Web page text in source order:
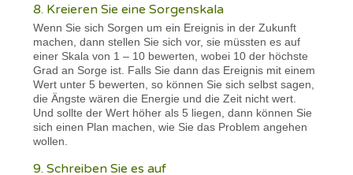
8. Kreieren Sie eine Sorgenskala
Wenn Sie sich Sorgen um ein Ereignis in der Zukunft
machen, dann stellen Sie sich vor, sie müssten es auf
einer Skala von 1 – 10 bewerten, wobei 10 der höchste
Grad an Sorge ist. Falls Sie dann das Ereignis mit einem
Wert unter 5 bewerten, so können Sie sich selbst sagen,
die Ängste wären die Energie und die Zeit nicht wert.
Und sollte der Wert höher als 5 liegen, dann können Sie
sich einen Plan machen, wie Sie das Problem angehen
wollen.
9. Schreiben Sie es auf